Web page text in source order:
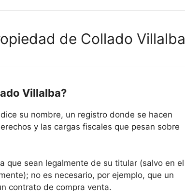
de Collado Villalba
Villalba?
su nombre, un registro donde se hacen
y las cargas fiscales que pesan sobre
que sean legalmente de su titular (salvo en el
no es necesario, por ejemplo, que un
contrato de compra venta.